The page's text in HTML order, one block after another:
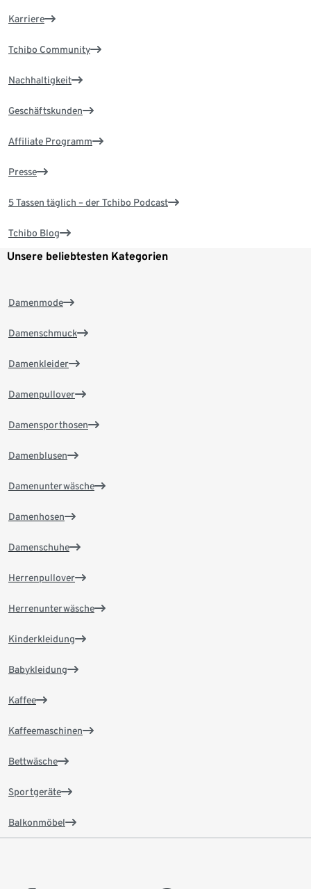
Karriere
Tchibo Community
Nachhaltigkeit
Geschäftskunden
Affiliate Programm
Presse
5 Tassen täglich – der Tchibo Podcast
Tchibo Blog
Unsere beliebtesten Kategorien
Damenmode
Damenschmuck
Damenkleider
Damenpullover
Damensporthosen
Damenblusen
Damenunterwäsche
Damenhosen
Damenschuhe
Herrenpullover
Herrenunterwäsche
Kinderkleidung
Babykleidung
Kaffee
Kaffeemaschinen
Bettwäsche
Sportgeräte
Balkonmöbel